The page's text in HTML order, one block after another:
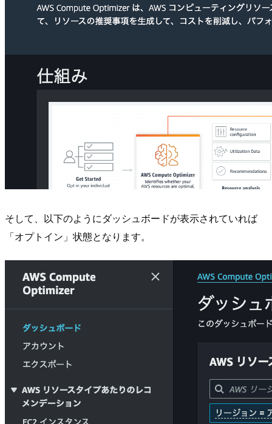
そして、以下のようにダッシュボードが表示されていれば
「オプトイン」状態となります。